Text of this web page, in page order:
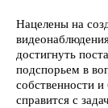
Нацелены на
достигнуть
подспорьем в
собственности и
справится с